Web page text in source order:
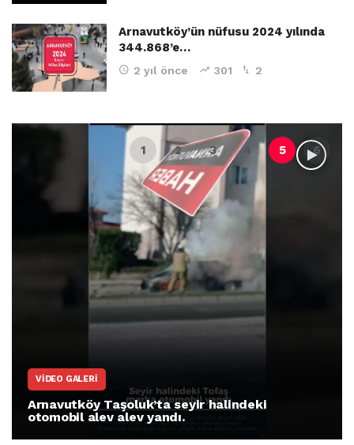
Arnavutköy’ün nüfusu 2024 yılında
344.868’e…
2 yıl önce 301 2
VIDEO GALERI
Arnavutköy Taşoluk’ta seyir halindeki
otomobil alev alev yandı.